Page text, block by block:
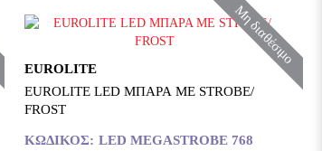
Μη διαθέσιμο
EUROLITE
EUROLITE LED ΜΠΑΡΑ ΜΕ STROBE/
FROST
ΚΩΔΙΚΌΣ: LED MEGASTROBE 768